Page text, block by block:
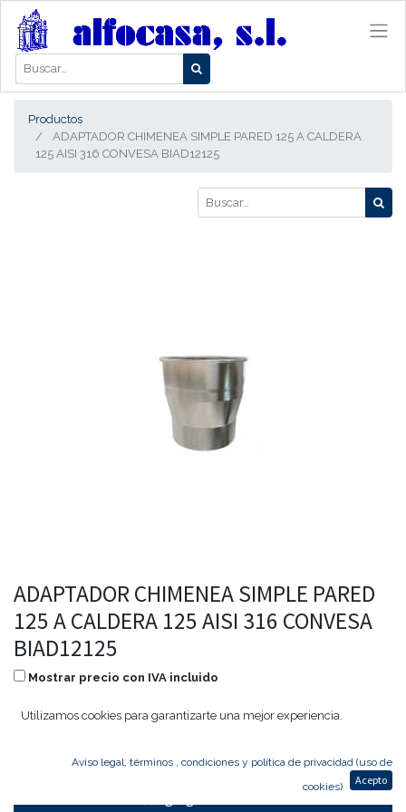
Productos
ADAPTADOR CHIMENEA SIMPLE PARED 125 A CALDERA
125 AISI 316 CONVESA BIAD12125
ADAPTADOR CHIMENEA SIMPLE PARED
125 A CALDERA 125 AISI 316 CONVESA
BIAD12125
Mostrar precio con IVA incluido
12,18€ 5,85€
Utilizamos cookies para garantizarte una mejor experiencia.
Aviso legal, términos , condiciones y política de privacidad (uso de
cookies)
Acepto